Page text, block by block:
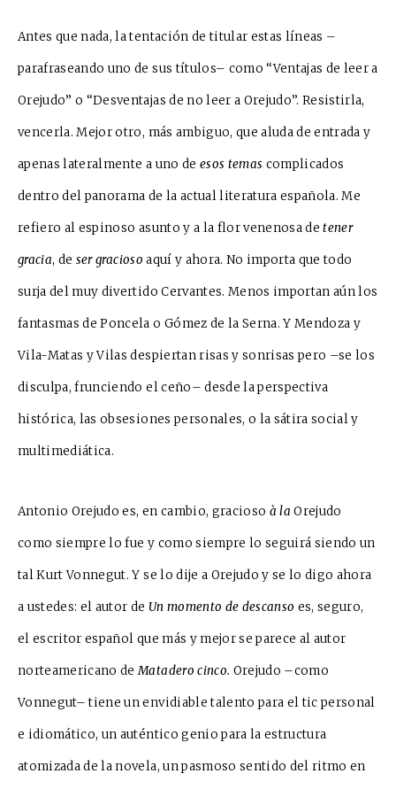
Antes que nada, la tentación de titular estas líneas –
parafraseando uno de sus títulos– como “Ventajas de leer a
Orejudo” o “Desventajas de no leer a Orejudo”. Resistirla,
vencerla. Mejor otro, más ambiguo, que aluda de entrada y
apenas lateralmente a uno de esos temas complicados
dentro del panorama de la actual literatura española. Me
refiero al espinoso asunto y a la flor venenosa detener
gracia, de ser gracioso aquí y ahora. No importa que todo
surja del muy divertido Cervantes. Menos importan aún los
fantasmas de Poncela o Gómez de la Serna. Y Mendoza y
Vila-Matas y Vilas despiertan risas y sonrisas pero –se los
disculpa, frunciendo el ceño– desde la perspectiva
histórica, las obsesiones personales, o la sátira social y
multimediática.
Antonio Orejudo es, en cambio, gracioso à la Orejudo
como siempre lo fue y como siempre lo seguirá siendo un
tal Kurt Vonnegut. Y se lo dije a Orejudo y se lo digo ahora
a ustedes: el autor de Un momento de descanso es, seguro,
el escritor español que más y mejor se parece al autor
norteamericano deMatadero cinco. Orejudo –como
Vonnegut– tiene un envidiable talento para el tic personal
e idiomático, un auténtico genio para la estructura
atomizada de la novela, un pasmoso sentido del ritmo en